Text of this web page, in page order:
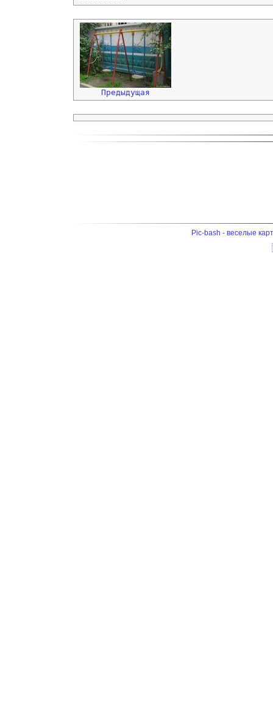
Предыдущая
Pic-bash - веселые